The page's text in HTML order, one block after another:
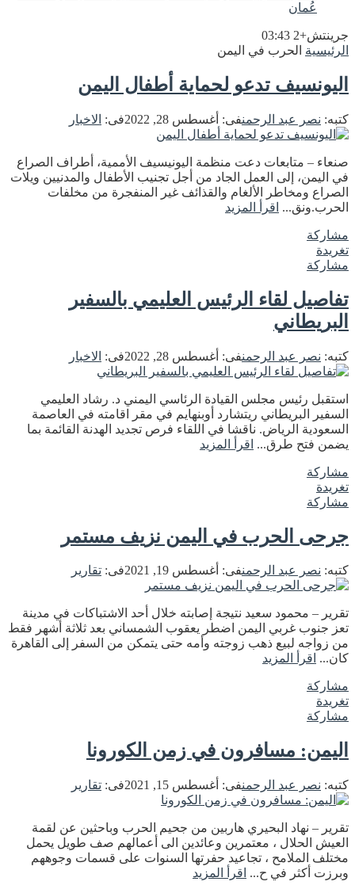
عُمان
جرينتش+2 03:43
الرئيسية الحرب في اليمن
اليونسيف تدعو لحماية أطفال اليمن
كتبه: نصر عبد الرحمنفى: أغسطس 28, 2022 فى: الاخبار
صنعاء – متابعات دعت منظمة اليونيسيف الأممية، أطراف الصراع
في اليمن، إلى العمل الجاد من أجل تجنيب الأطفال والمدنيين ويلات
الصراع ومخاطر الألغام والقذائف غير المنفجرة من مخلفات
الحرب.ونق... اقرأ المزيد
مشاركة
تغريدة
مشاركة
تفاصيل لقاء الرئيس العليمي بالسفير
البريطاني
كتبه: نصر عبد الرحمنفى: أغسطس 28, 2022 فى: الاخبار
استقبل رئيس مجلس القيادة الرئاسي اليمني د. رشاد العليمي
السفير البريطاني ريتشارد أوبنهايم في مقر اقامته في العاصمة
السعودية الرياض. ناقشا في اللقاء فرص تجديد الهدنة القائمة بما
يضمن فتح طرق... اقرأ المزيد
مشاركة
تغريدة
مشاركة
جرحى الحرب في اليمن نزيف مستمر
كتبه: نصر عبد الرحمنفى: أغسطس 19, 2021 فى: تقارير
تقرير – محمود سعيد نتيجة إصابته خلال أحد الاشتباكات في مدينة
تعز جنوب غربي اليمن اضطر يعقوب الشمساني بعد ثلاثة أشهر فقط
من زواجه لبيع ذهب زوجته وأمه حتى يتمكن من السفر إلى القاهرة
كان... اقرأ المزيد
مشاركة
تغريدة
مشاركة
اليمن: مسافرون في زمن الكورونا
كتبه: نصر عبد الرحمنفى: أغسطس 15, 2021 فى: تقارير
تقرير – نهاد البحيري هاربين من جحيم الحرب وباحثين عن لقمة
العيش الحلال ، معتمرين وعائدين الى أعمالهم صف طويل يحمل
مختلف الملامح ، تجاعيد حفرتها السنوات على قسمات وجوههم
وبرزت أكثر في ح... اقرأ المزيد